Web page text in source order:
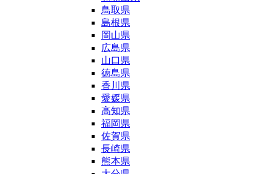
鳥取県
島根県
岡山県
広島県
山口県
徳島県
香川県
愛媛県
高知県
福岡県
佐賀県
長崎県
熊本県